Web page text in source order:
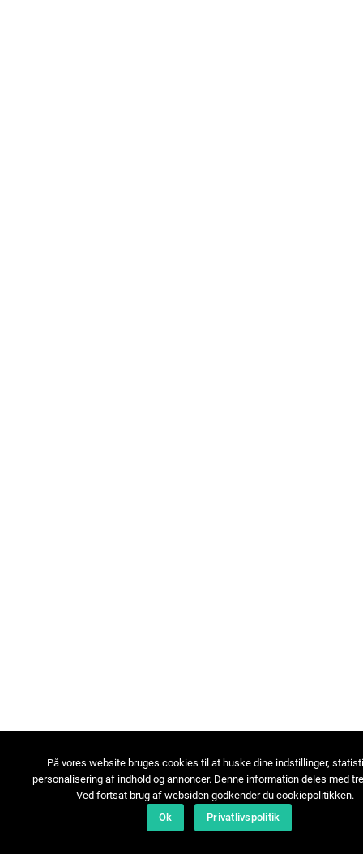
På vores website bruges cookies til at huske dine indstillinger,
personalisering af indhold og annoncer. Denne information deles med
Ved fortsat brug af websiden godkender du cookiepolitikken.
Ok
Privatlivspolitik